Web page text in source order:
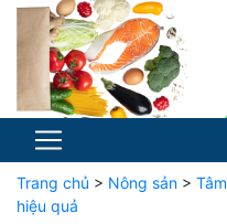
Trang chủ > Nông sản >
hiệu quả